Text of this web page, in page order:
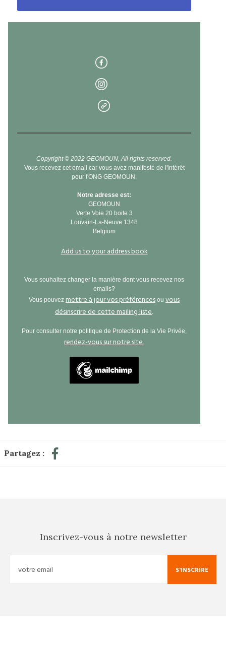
Copyright © 2022 GEOMOUN, All rights reserved.
Vous recevez cet email car vous avez manifesté de l'intérêt
pour l'ONG GEOMOUN.
Notre adresse est:
GEOMOUN
Verte Voie 20 boite 3
Louvain-La-Neuve 1348
Belgium
Add us to your address book
Vous souhaitez changer la manière dont vous recevez nos
emails?
Vous pouvez mettre à jour vos préférences ou vous
désinscrire de cette mailing liste.
Pour consulter notre politique de Protection de la Vie Privée,
rendez-vous sur notre site.
Partagez :
Inscrivez-vous à notre newsletter
S'INSCRIRE